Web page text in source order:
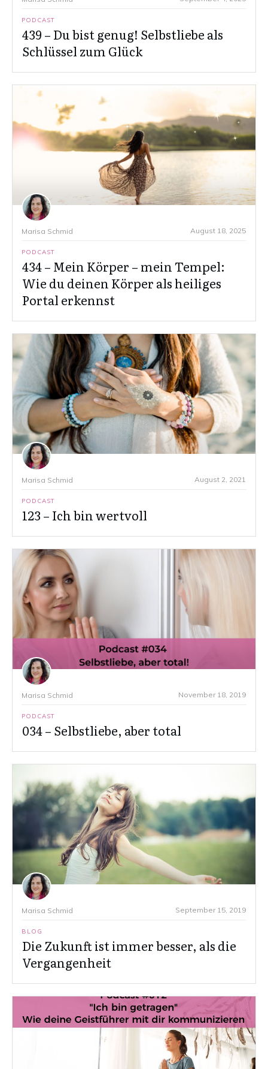
PODCAST
439 – Du bist genug! Selbstliebe als
Schlüssel zum Glück
Marisa Schmid August 18, 2025
PODCAST
434 – Mein Körper – mein Tempel:
Wie du deinen Körper als heiliges
Portal erkennst
Marisa Schmid August 2, 2021
PODCAST
123 – Ich bin wertvoll
Marisa Schmid November 18, 2019
PODCAST
034 – Selbstliebe, aber total
Marisa Schmid September 15, 2019
BLOG
Die Zukunft ist immer besser, als die
Vergangenheit